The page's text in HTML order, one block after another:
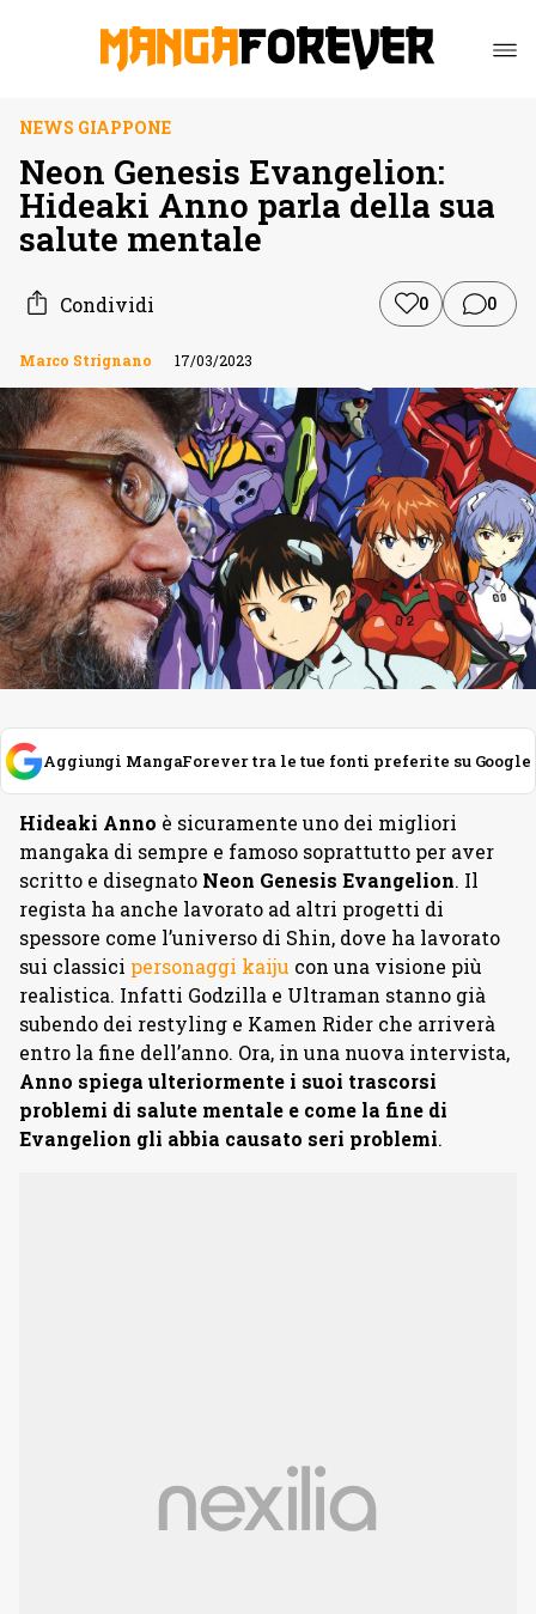
NEWS GIAPPONE
Neon Genesis Evangelion:
Hideaki Anno parla della sua
salute mentale
Condividi 0 0
Marco Strignano 17/03/2023
Aggiungi MangaForever tra le tue fonti preferite su Google
Hideaki Anno è sicuramente uno dei migliori
mangaka di sempre e famoso soprattutto per aver
scritto e disegnato Neon Genesis Evangelion. Il
regista ha anche lavorato ad altri progetti di
spessore come l’universo di Shin, dove ha lavorato
sui classici personaggi kaiju con una visione più
realistica. Infatti Godzilla e Ultraman stanno già
subendo dei restyling e Kamen Rider che arriverà
entro la fine dell’anno. Ora, in una nuova intervista,
Anno spiega ulteriormente i suoi trascorsi
problemi di salute mentale e come la fine di
Evangelion gli abbia causato seri problemi.